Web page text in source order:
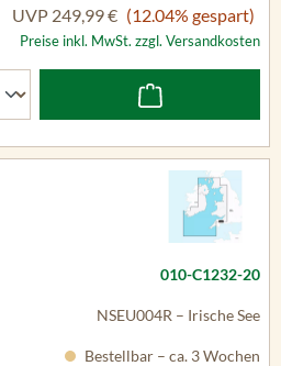
UVP 249,99 € (12.04% gespart)
Preise inkl. MwSt. zzgl. Versandkosten
010-C1232-20
NSEU004R – Irische See
Bestellbar – ca. 3 Wochen